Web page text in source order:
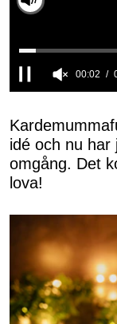
of
50
seconds
idé och nu har
omgång. Det
lova!